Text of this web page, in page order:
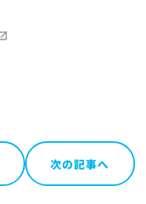
次の記事へ